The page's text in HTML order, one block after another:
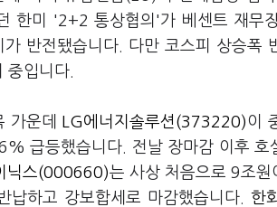
한미 '2+2 통상협의'가 베센트 재무
반전됐습니다. 다만 코스피 상승폭
중입니다.
가운데 LG에너지솔루션(373220)이
급등했습니다. 전날 장마감 이후 호
닉스(000660)는 사상 처음으로 9조
납하고 강보합세로 마감했습니다. 한